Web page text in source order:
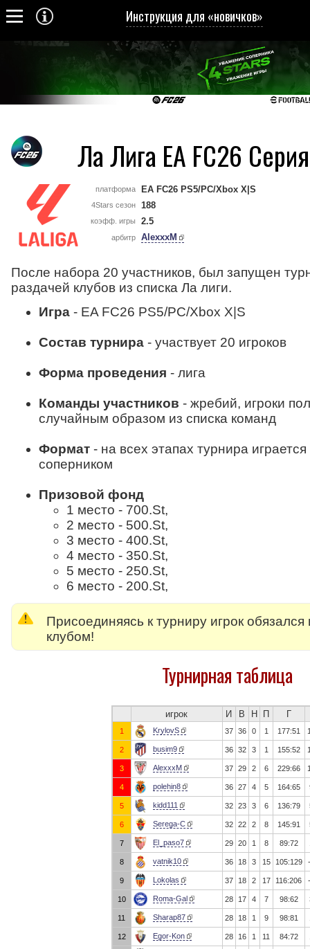
Инструкция для «новичков»
Ла Лига EA FC26
платформа EA FC26 PS5/PC/Xbox X|S
4Stars сезон 188
коэфф. игры 2.5
арбитр AlexxxM
После набора 20 участников, был запущен
раздачей клубов из списка Ла лиги.
Игра - EA FC26 PS5/PC/Xbox X|S
Состав турнира - участвует 20 игроков
Форма проведения - лига
Команды участников - жребий, игроки
случайным образом из списка команд
Формат - на всех этапах турнира
соперником
Призовой фонд
1 место - 700.St,
2 место - 500.St,
3 место - 400.St,
4 место - 350.St,
5 место - 250.St,
6 место - 200.St,
Присоединяясь к турниру игрок
клубом!
Турнирная таблица
игрок И В Н П Г
1 KrylovS 37 36 0 1 177:51
2 busim9 36 32 3 1 155:52
3 AlexxxM 37 29 2 6 229:66
4 polehin8 36 27 4 5 164:65
5 kidd111 32 23 3 6 136:79
6 Serega-C 32 22 2 8 145:91
7 El_paso7 29 20 1 8 89:72
8 vatnik10 36 18 3 15 105:129
9 Lokolas 37 18 2 17 116:206
10 Roma-Gal 28 17 4 7 98:62
11 Sharap87 28 18 1 9 98:81
12 Egor-Kon 28 16 1 11 84:72